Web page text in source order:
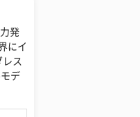
発
にイ
ス
デ